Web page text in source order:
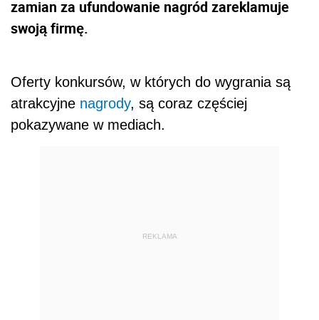
zamian za ufundowanie nagród zareklamuje
swoją firmę.
Oferty konkursów, w których do wygrania są
atrakcyjne nagrody, są coraz częściej
pokazywane w mediach.
REKLAMA